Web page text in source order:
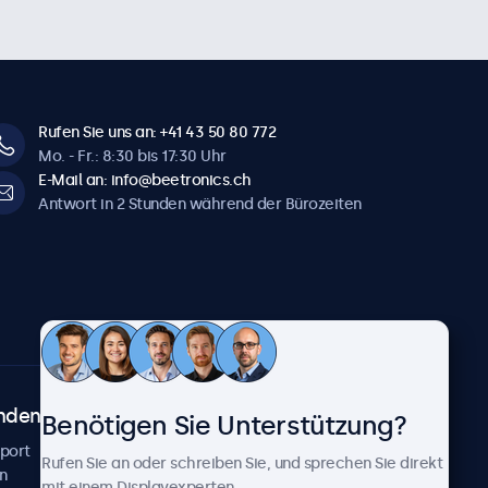
Rufen Sie uns an: +41 43 50 80 772
Mo. - Fr.: 8:30 bis 17:30 Uhr
E-Mail an: info@beetronics.ch
Antwort in 2 Stunden während der Bürozeiten
Über Beetronics
Neuigkeiten und Updates
Benötigen Sie Unterstützung?
Rufen Sie an oder schreiben Sie, und sprechen Sie direkt